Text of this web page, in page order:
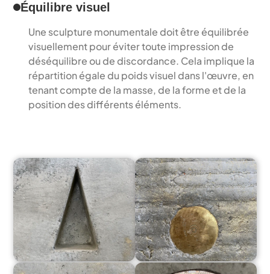
Équilibre visuel
Une sculpture monumentale doit être équilibrée
visuellement pour éviter toute impression de
déséquilibre ou de discordance. Cela implique la
répartition égale du poids visuel dans l'œuvre, en
tenant compte de la masse, de la forme et de la
position des différents éléments.